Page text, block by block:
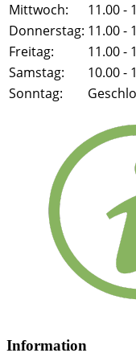
Mittwoch:
11.00 -
Donnerstag: 11.00 -
Freitag:
11.00 -
Samstag:
10.00 -
Sonntag:
Information